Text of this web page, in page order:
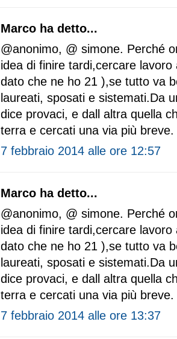
Marco ha detto...
@anonimo, @ simone. Perché
idea di finire tardi,cercare
dato che ne ho 21 ),se tutto va
laureati, sposati e sistemati.Da
dice provaci, e dall altra quella
terra e cercati una via più breve.
7 febbraio 2014 alle ore 12:57
Marco ha detto...
@anonimo, @ simone. Perché
idea di finire tardi,cercare
dato che ne ho 21 ),se tutto va
laureati, sposati e sistemati.Da
dice provaci, e dall altra quella
terra e cercati una via più breve.
7 febbraio 2014 alle ore 13:37